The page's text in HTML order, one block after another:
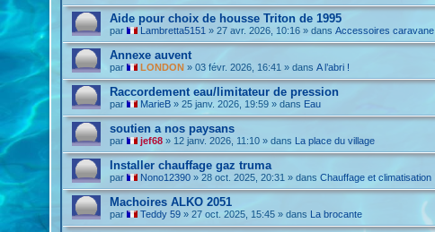
Aide pour choix de housse Triton de 1995
par Lambretta5151 »27 avr. 2026, 10:16 » dansAccessoires caravane
Annexe auvent
par LONDON »03 févr. 2026, 16:41 » dansA l’abri !
Raccordement eau/limitateur de pression
par MarieB »25 janv. 2026, 19:59 » dans Eau
soutien a nos paysans
par jef68 » 12 janv. 2026, 11:10 » dans La place du village
Installer chauffage gaz truma
par Nono12390 »28 oct. 2025, 20:31 » dansChauffage et climatisation
Machoires ALKO 2051
par Teddy 59 »27 oct. 2025, 15:45 » dans La brocante